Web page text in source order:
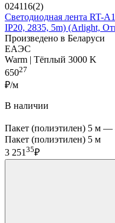
024116(2)
Светодиодная лента RT-
IP20, 2835, 5m) (Arlight,
Произведено в Беларуси
ЕАЭС
Warm | Тёплый 3000 K
65027
₽/м
В наличии
Пакет (полиэтилен) 5 м —
Пакет (полиэтилен) 5 м
3 25135₽